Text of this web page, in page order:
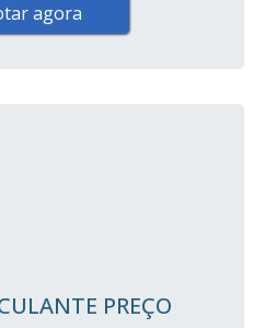
agora
PREÇO